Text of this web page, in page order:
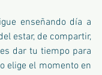
enseñando día a
estar, de compartir,
dar tu tiempo para
elige el momento en